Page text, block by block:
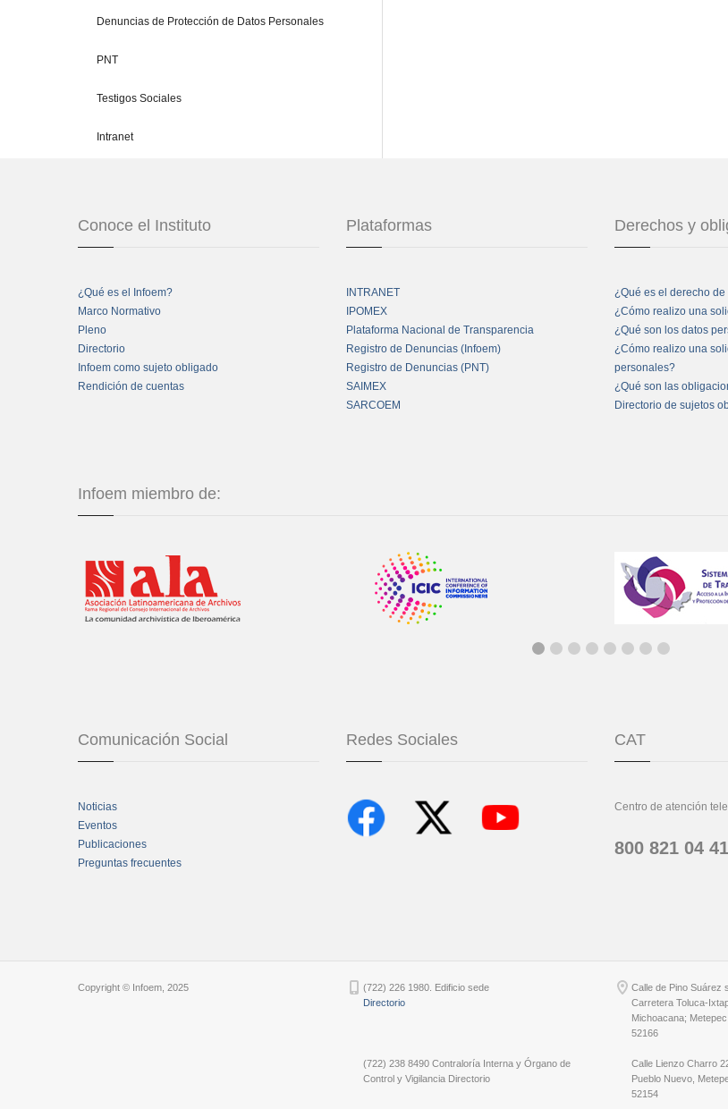
Denuncias de Protección de Datos Personales
PNT
Testigos Sociales
Intranet
Conoce el Instituto
¿Qué es el Infoem?
Marco Normativo
Pleno
Directorio
Infoem como sujeto obligado
Rendición de cuentas
Plataformas
INTRANET
IPOMEX
Plataforma Nacional de Transparencia
Registro de Denuncias (Infoem)
Registro de Denuncias (PNT)
SAIMEX
SARCOEM
Derechos y
¿Qué es el derecho
¿Cómo realizo una
¿Qué son los datos
¿Cómo realizo una
personales?
¿Qué son las
Directorio de sujetos
Infoem miembro de:
Comunicación Social
Noticias
Eventos
Publicaciones
Preguntas frecuentes
Redes Sociales CAT
Centro de atención
800 821 04 41
Copyright © Infoem, 2025
(722) 226 1980. Edificio sede
Directorio
(722) 238 8490 Contraloría Interna y Órgano de
Control y Vigilancia Directorio
Calle de Pino Suárez
Carretera Toluca-
Michoacana;
52166
Calle Lienzo Charro
Pueblo Nuevo,
52154